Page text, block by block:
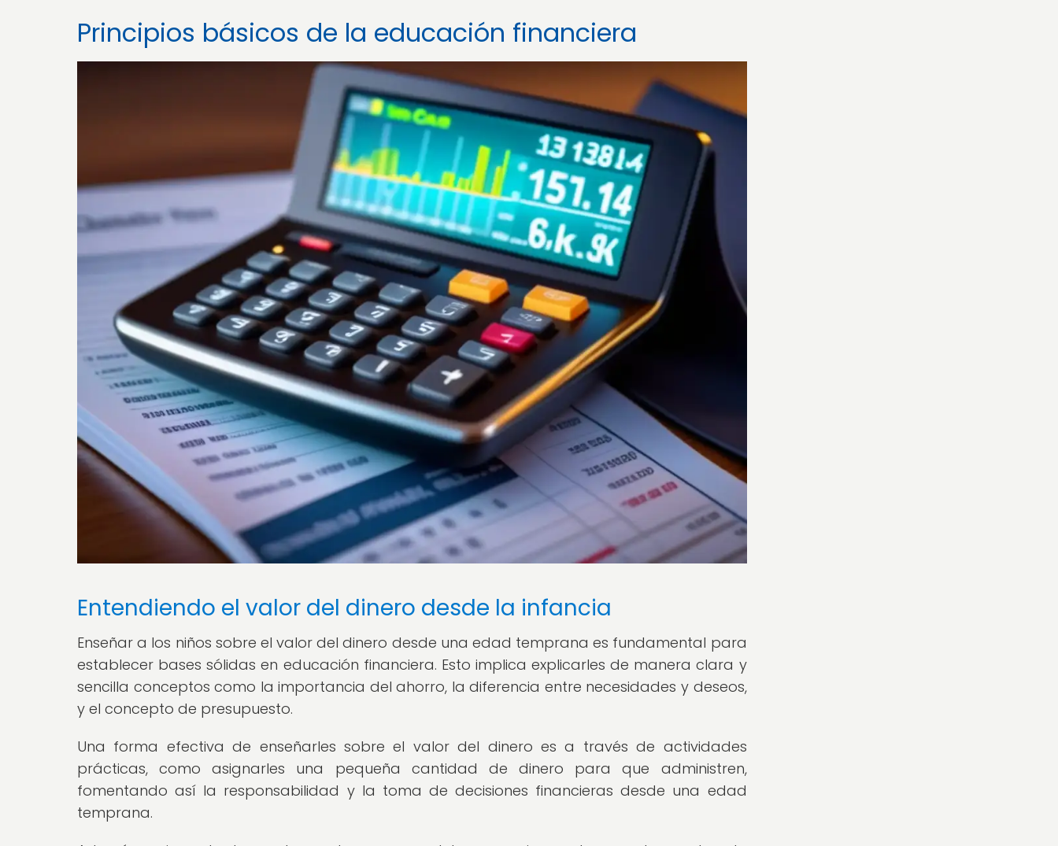
Principios básicos de la educación financiera
Entendiendo el valor del dinero desde la infancia
Enseñar a los niños sobre el valor del dinero desde una edad temprana es fundamental para
establecer bases sólidas en educación financiera. Esto implica explicarles de manera clara y
sencilla conceptos como la importancia del ahorro, la diferencia entre necesidades y deseos,
y el concepto de presupuesto.
Una forma efectiva de enseñarles sobre el valor del dinero es a través de actividades
prácticas, como asignarles una pequeña cantidad de dinero para que administren,
fomentando así la responsabilidad y la toma de decisiones financieras desde una edad
temprana.